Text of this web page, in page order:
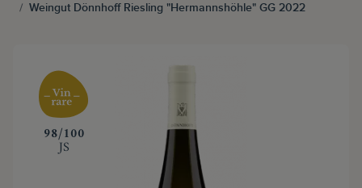
Weingut Dönnhoff Riesling "Hermannshöhle" GG 2022
‍98/100
JS